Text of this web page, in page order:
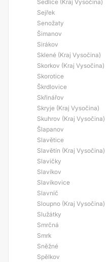
Sedlice (Kraj Vysočina)
Sejřek
Senožaty
Šimanov
Sirákov
Sklené (Kraj Vysočina)
Skorkov (Kraj Vysočina)
Skorotice
Škrdlovice
Skřinářov
Skryje (Kraj Vysočina)
Skuhrov (Kraj Vysočina)
Šlapanov
Slavětice
Slavětín (Kraj Vysočina)
Slavičky
Slavíkov
Slavíkovice
Slavníč
Sloupno (Kraj Vysočina)
Služátky
Smrčná
Smrk
Sněžné
Spělkov